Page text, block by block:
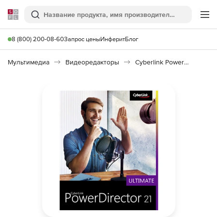
Softline
Поиск
8 (800) 200-08-60Запрос ценыИнферитБлог
Мультимедиа Видеоредакторы Cyberlink PowerDirector 21